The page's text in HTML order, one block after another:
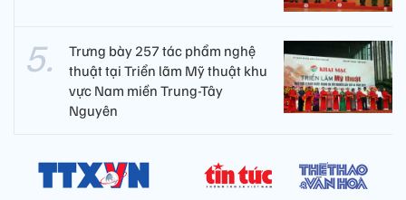
Trưng bày 257 tác phẩm nghệ
thuật tại Triển lãm Mỹ thuật khu
vực Nam miền Trung-Tây
Nguyên